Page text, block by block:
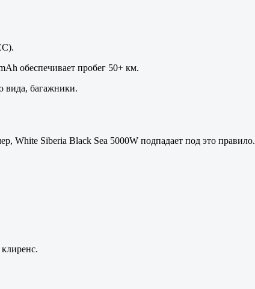
обеспечивает пробег 50+ км.
вида, багажники.
White Siberia Black Sea 5000W подпадает под это правило.